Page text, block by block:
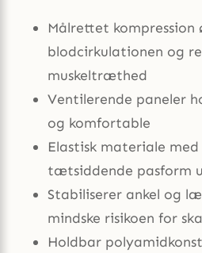
Målrettet kompression
blodcirkulationen og
muskeltræthed
Ventilerende paneler
og komfortable
Elastisk materiale med
tætsiddende pasform
Stabiliserer ankel og
mindske risikoen for
Holdbar